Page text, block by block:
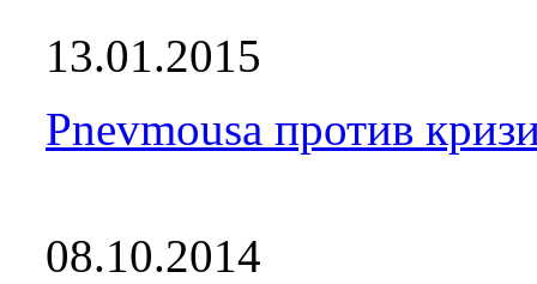
13.01.2015
Pnevmousa против
08.10.2014